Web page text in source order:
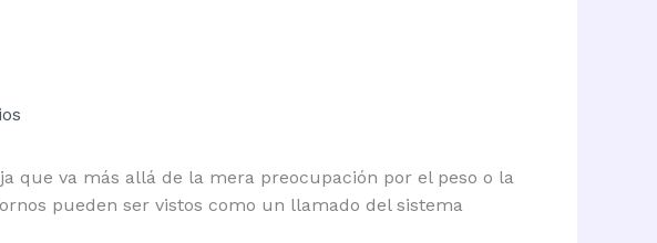
que va más allá de la mera preocupación por el peso o la
pueden ser vistos como un llamado del sistema